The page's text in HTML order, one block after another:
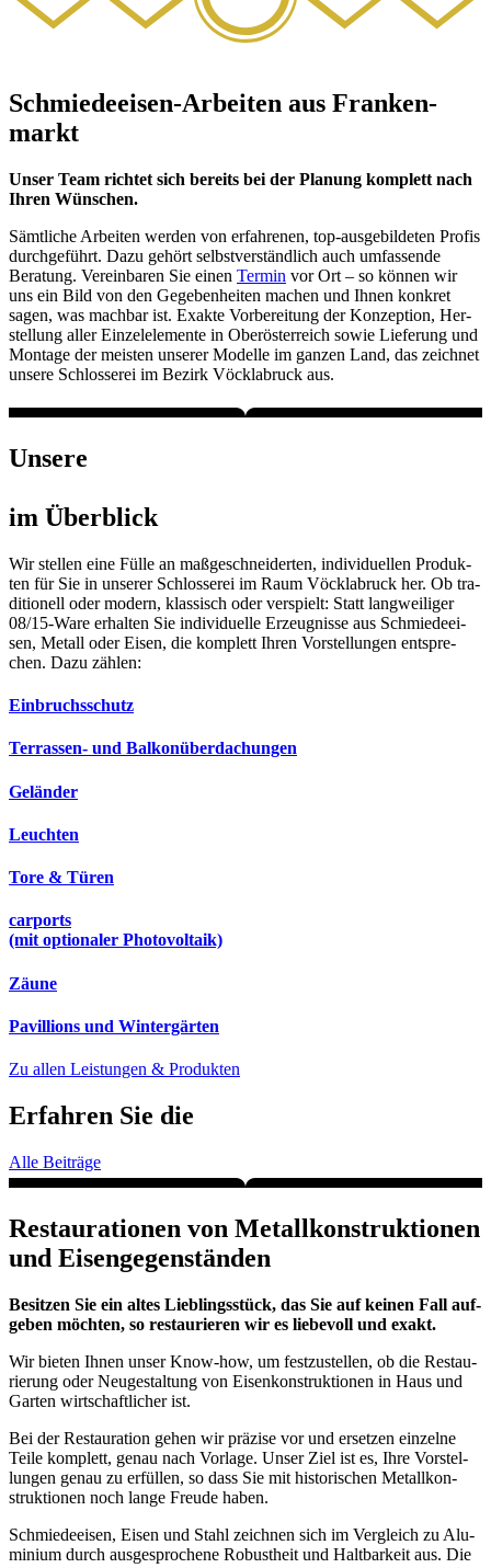
Schmie­de­ei­sen-Arbei­ten aus Fran­ken­
markt
Unser Team rich­tet sich bereits bei der Pla­nung kom­plett nach
Ihren Wün­schen.
Sämt­li­che Arbei­ten wer­den von erfah­re­nen, top-aus­ge­bil­de­ten Pro­fis
durch­ge­führt. Dazu gehört selbst­ver­ständ­lich auch umfas­sen­de
Bera­tung. Ver­ein­ba­ren Sie einen Ter­min vor Ort – so kön­nen wir
uns ein Bild von den Gege­ben­hei­ten machen und Ihnen kon­kret
sagen, was mach­bar ist. Exak­te Vor­be­rei­tung der Kon­zep­ti­on, Her­
stel­lung aller Ein­zel­ele­men­te in Ober­ös­ter­reich sowie Lie­fe­rung und
Mon­ta­ge der meis­ten unse­rer Model­le im gan­zen Land, das zeich­net
unse­re Schlos­se­rei im Bezirk Vöck­la­bruck aus.
Unse­re
im Über­blick
Wir stel­len eine Fül­le an maß­ge­schnei­der­ten, indi­vi­du­el­len Pro­duk­
ten für Sie in unse­rer Schlos­se­rei im Raum Vöck­la­bruck her. Ob tra­
di­tio­nell oder modern, klas­sisch oder ver­spielt: Statt lang­wei­li­ger
08/15-Ware erhal­ten Sie indi­vi­du­el­le Erzeug­nis­se aus Schmie­de­ei­
sen, Metall oder Eisen, die kom­plett Ihren Vor­stel­lun­gen ent­spre­
chen. Dazu zäh­len:
Ein­bruchs­schutz
Ter­ras­sen- und Balkon­überdachungen
Gelän­der
Leuch­ten
Tore & Türen
car­ports
(mit optio­na­ler Pho­to­vol­ta­ik)
Zäu­ne
Pavil­li­ons und Win­ter­gär­ten
Zu allen Leis­tun­gen & Pro­duk­ten
Erfah­ren Sie die
Alle Bei­trä­ge
Restau­ra­tio­nen von Metall­konstruktionen
und Eisen­ge­gen­stän­den
Besit­zen Sie ein altes Lieb­lings­stück, das Sie auf kei­nen Fall auf­
ge­ben möch­ten, so restau­rie­ren wir es lie­be­voll und exakt.
Wir bie­ten Ihnen unser Know-how, um fest­zu­stel­len, ob die Restau­
rie­rung oder Neu­ge­stal­tung von Eisen­kon­struk­tio­nen in Haus und
Gar­ten wirt­schaft­li­cher ist.
Bei der Restau­ra­ti­on gehen wir prä­zi­se vor und erset­zen ein­zel­ne
Tei­le kom­plett, genau nach Vor­la­ge. Unser Ziel ist es, Ihre Vor­stel­
lun­gen genau zu erfül­len, so dass Sie mit his­to­ri­schen Metall­kon­
struk­tio­nen noch lan­ge Freu­de haben.
Schmie­de­ei­sen, Eisen und Stahl zeich­nen sich im Ver­gleich zu Alu­
mi­ni­um durch aus­ge­spro­che­ne Robust­heit und Halt­bar­keit aus. Die